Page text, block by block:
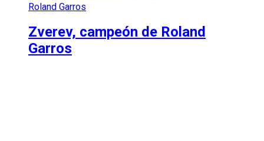
Roland Garros
Zverev, campeón de Roland
Garros